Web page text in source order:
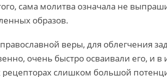
сама молитва означала не
образов.
веры, для облегчения
очень быстро осваивали его, и
слишком большой